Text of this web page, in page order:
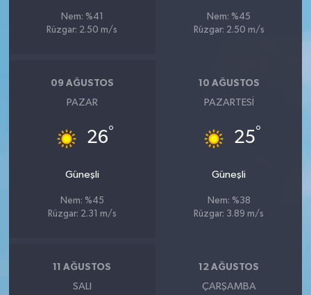
Nem: %41
Rüzgar: 2.50 m/s
Nem: %45
Rüzgar: 2.50 m/s
09 AĞUSTOS
PAZAR
26°
Güneşli
Nem: %45
Rüzgar: 2.31 m/s
10 AĞUSTOS
PAZARTESI
25°
Güneşli
Nem: %38
Rüzgar: 3.89 m/s
11 AĞUSTOS
SALI
12 AĞUSTOS
ÇARŞAMBA